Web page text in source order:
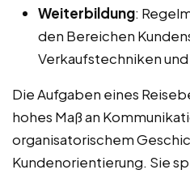
Weiterbildung:
den Bereichen
Verkaufstechniken
Die Aufgaben eines
hohes Maß an
organisatorischem
Kundenorientierung. Sie